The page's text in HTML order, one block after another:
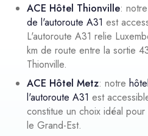
ACE Hôtel Thionville: notre
de l'autoroute A31 est
L'autoroute A31 relie
km de route entre la sortie
Thionville.
ACE Hôtel Metz: notre
l'autoroute A31 est
constitue un choix idéal
le Grand-Est.